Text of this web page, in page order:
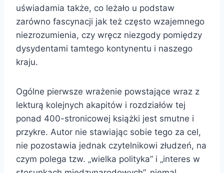
uświadamia także, co leżało u podstaw
zarówno fascynacji jak też często wzajemnego
niezrozumienia, czy wręcz niezgody pomiędzy
dysydentami tamtego kontynentu i naszego
kraju.
Ogólne pierwsze wrażenie powstające wraz z
lekturą kolejnych akapitów i rozdziałów tej
ponad 400-stronicowej książki jest smutne i
przykre. Autor nie stawiając sobie tego za cel,
nie pozostawia jednak czytelnikowi złudzeń, na
czym polega tzw. „wielka polityka” i „interes w